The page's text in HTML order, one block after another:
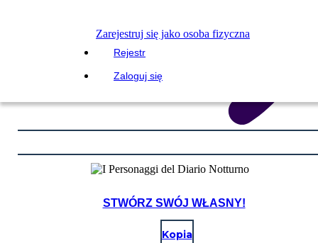
Zarejestruj się jako osoba fizyczna
Rejestr
Zaloguj się
STWÓRZ SWÓJ WŁASNY!
Kopia